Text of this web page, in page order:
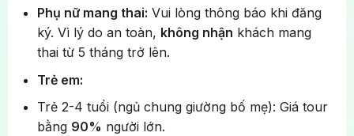
Gothic lộng lẫy.
Ngắm nhìn vẻ đẹp của sự lãng mạn chốn Paris – Tháp
Quảng trường Concorde
Phụ nữ mang thai: Vui lòng thông báo khi đăng
ký. Vì lý do an toàn, không nhận khách mang
thai từ 5 tháng trở lên.
Trẻ em:
Trẻ 2-4 tuổi (ngủ chung giường bố mẹ): Giá tour
bằng 90% người lớn.